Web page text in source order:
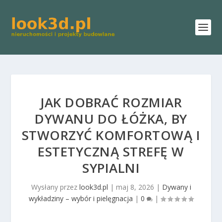
JAK DOBRAĆ ROZMIAR
DYWANU DO ŁÓŻKA, BY
STWORZYĆ KOMFORTOWĄ I
ESTETYCZNĄ STREFĘ W
SYPIALNI
Wysłany przez look3d.pl | maj 8, 2026 | Dywany i
wykładziny – wybór i pielęgnacja | 0 |